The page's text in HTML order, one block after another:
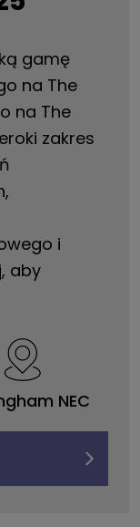
gamę
na The
na The
zakres
i
aby
NEC